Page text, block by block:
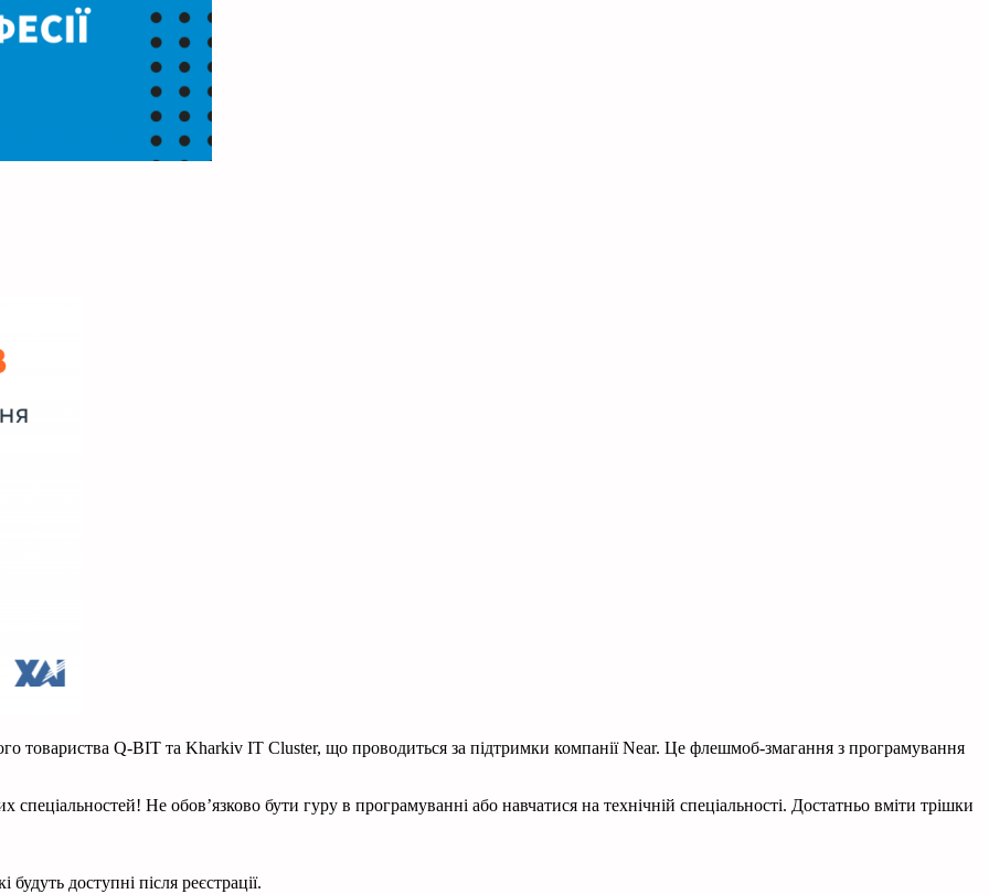
товариства Q-BIT та Kharkiv IT Cluster, що проводиться за підтримки компанії Near. Це флешмоб-змагання з програмування
спеціальностей! Не обов’язково бути гуру в програмуванні або навчатися на технічній спеціальності. Достатньо вміти трішки
будуть доступні після реєстрації.